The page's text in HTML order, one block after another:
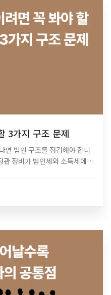
3가지 구조 문제
면 법인 구조를 점검해야 합니
정비가 법인세와 소득세에 미